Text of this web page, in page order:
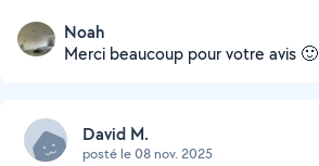
Noah
Merci beaucoup pour votre avis 🙂
David M.
posté le 08 nov. 2025